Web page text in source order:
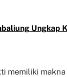
Ungkap
memiliki